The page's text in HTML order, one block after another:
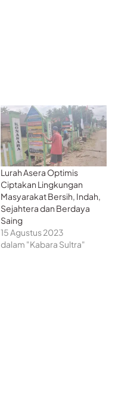
Lurah Asera Optimis
Ciptakan Lingkungan
Masyarakat Bersih, Indah,
Sejahtera dan Berdaya
Saing
15 Agustus 2023
dalam "Kabara Sultra"